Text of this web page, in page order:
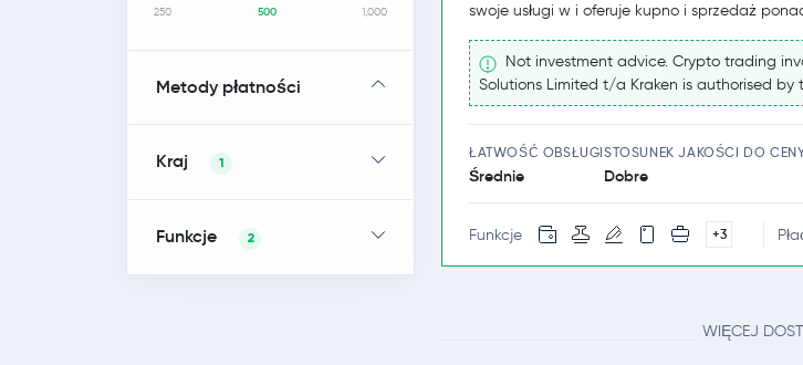
250 500 1,000
Metody płatności
Kraj 1
Funkcje 2
swoje usługi w i oferuje kupno i sprzedaż
Not investment advice. Crypto trading
Solutions Limited t/a Kraken is authorised by
ŁATWOŚĆ OBSŁUGI
Średnie
STOSUNEK JAKOŚCI DO
Dobre
Funkcje +3
WIĘCEJ